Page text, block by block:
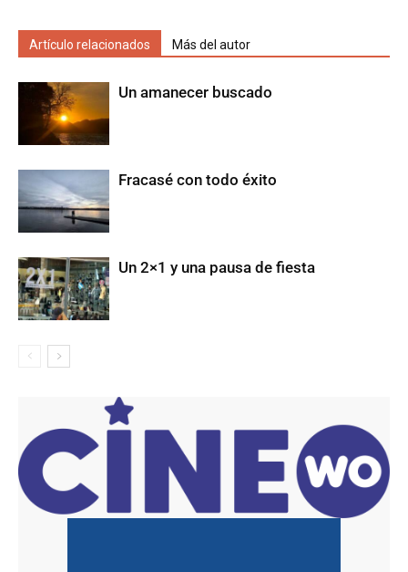
Artículo relacionados Más del autor
Un amanecer buscado
Fracasé con todo éxito
Un 2×1 y una pausa de fiesta